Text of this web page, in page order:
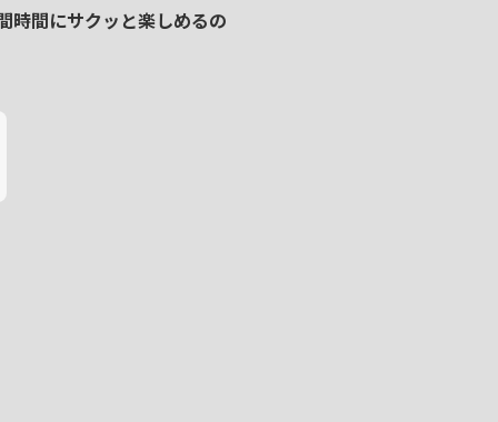
時間にサクッと楽しめるの